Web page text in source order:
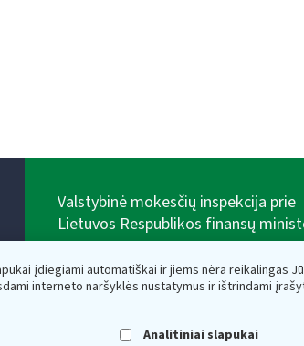
įdiegiami automatiškai ir jiems nėra reikalingas
interneto naršyklės nustatymus ir ištrindami
Analitiniai slapukai
Valstybinė mokesčių inspekcija prie
Lietuvos Respublikos finansų
adresas: Vasario 16-osios g. 14, 01107 Vilnius,
el.paštas:vmi@vmi.lt, E. pristatymo dėžutės
Lietuvos Respublikos finansų ministerijos kaupiami
saugomi Juridinių asmenų registre